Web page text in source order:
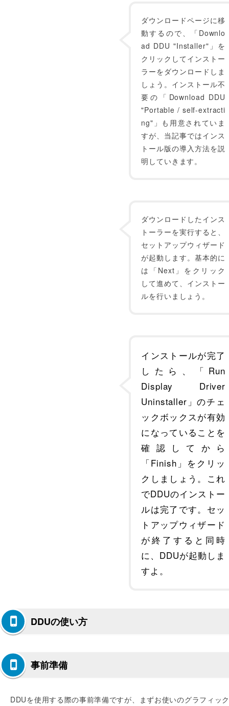
ダウンロードページに移
動するので、「Downlo
ad DDU "Installer"」を
クリックしてインストー
ラーをダウンロードしま
しょう。インストール不
要の「Download DDU
"Portable / self-extracti
ng"」も用意されていま
すが、当記事ではインス
トール版の導入方法を説
明していきます。
ダウンロードしたインス
トーラーを実行すると、
セットアップウィザード
が起動します。基本的に
は「Next」をクリック
して進めて、インストー
ルを行いましょう。
インストールが完了
したら、「Run
Display Driver
Uninstaller」のチェ
ックボックスが有効
になっていることを
確認してから
「Finish」をクリッ
クしましょう。これ
でDDUのインストー
ルは完了です。セッ
トアップウィザード
が終了すると同時
に、DDUが起動しま
すよ。
DDUの使い方
事前準備
DDUを使用する際の事前準備ですが、まずお使いのグラフィッ